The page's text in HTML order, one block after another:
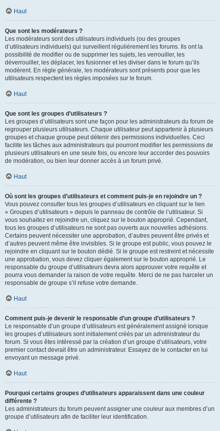
Haut
Que sont les modérateurs ?
Les modérateurs sont des utilisateurs individuels (ou des groupes
d’utilisateurs individuels) qui surveillent régulièrement les forums. Ils ont la
possibilité de modifier ou de supprimer les sujets, les verrouiller, les
déverrouiller, les déplacer, les fusionner et les diviser dans le forum qu’ils
modèrent. En règle générale, les modérateurs sont présents pour que les
utilisateurs respectent les règles imposées sur le forum.
Haut
Que sont les groupes d’utilisateurs ?
Les groupes d’utilisateurs sont une façon pour les administrateurs du forum de
regrouper plusieurs utilisateurs. Chaque utilisateur peut appartenir à plusieurs
groupes et chaque groupe peut détenir des permissions individuelles. Ceci
facilite les tâches aux administrateurs qui pourront modifier les permissions de
plusieurs utilisateurs en une seule fois, ou encore leur accorder des pouvoirs
de modération, ou bien leur donner accès à un forum privé.
Haut
Où sont les groupes d’utilisateurs et comment puis-je en rejoindre un ?
Vous pouvez consulter tous les groupes d’utilisateurs en cliquant sur le lien
« Groupes d’utilisateurs » depuis le panneau de contrôle de l’utilisateur. Si
vous souhaitez en rejoindre un, cliquez sur le bouton approprié. Cependant,
tous les groupes d’utilisateurs ne sont pas ouverts aux nouvelles adhésions.
Certains peuvent nécessiter une approbation, d’autres peuvent être privés et
d’autres peuvent même être invisibles. Si le groupe est public, vous pouvez le
rejoindre en cliquant sur le bouton dédié. Si le groupe est restreint et nécessite
une approbation, vous devez cliquer également sur le bouton approprié. Le
responsable du groupe d’utilisateurs devra alors approuver votre requête et
pourra vous demander la raison de votre requête. Merci de ne pas harceler un
responsable de groupe s’il refuse votre demande.
Haut
Comment puis-je devenir le responsable d’un groupe d’utilisateurs ?
Le responsable d’un groupe d’utilisateurs est généralement assigné lorsque
les groupes d’utilisateurs sont initialement créés par un administrateur du
forum. Si vous êtes intéressé par la création d’un groupe d’utilisateurs, votre
premier contact devrait être un administrateur. Essayez de le contacter en lui
envoyant un message privé.
Haut
Pourquoi certains groupes d’utilisateurs apparaissent dans une couleur
différente ?
Les administrateurs du forum peuvent assigner une couleur aux membres d’un
groupe d’utilisateurs afin de faciliter leur identification.